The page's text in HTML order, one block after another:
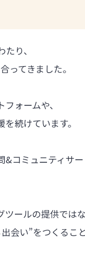
り、
ってきました。
ォームや、
続けています。
&コミュニティサ
ツールの提供では
会い”をつくるこ